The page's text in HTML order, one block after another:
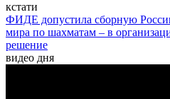
кстати
ФИДЕ допустила сборную
мира по шахматам – в
решение
видео дня